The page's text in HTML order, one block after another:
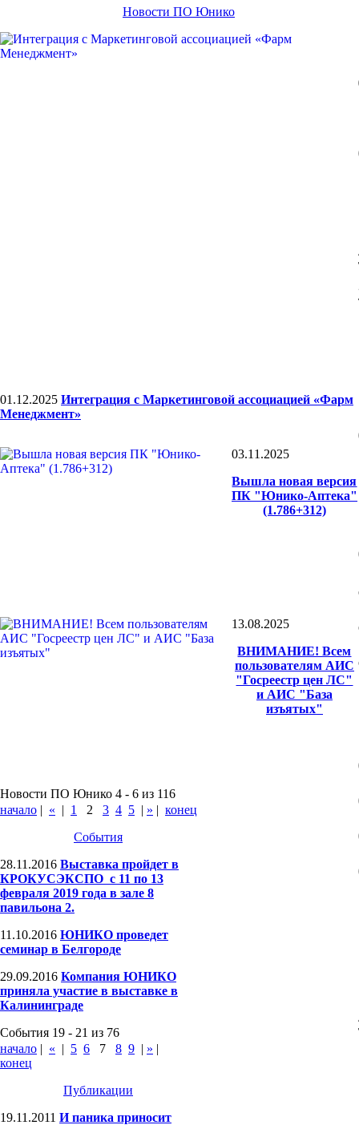
Новости ПО Юнико
01.12.2025 Интеграция с Маркетинговой ассоциацией «Фарм
Менеджмент»
03.11.2025
Вышла новая версия
ПК "Юнико-Аптека"
(1.786+312)
13.08.2025
ВНИМАНИЕ! Всем
пользователям АИС
"Госреестр цен ЛС"
и АИС "База
изъятых"
Новости ПО Юнико 4 - 6 из 116
начало | « | 1 2 3 4 5 | » | конец
События
28.11.2016 Выставка пройдет в
КРОКУСЭКСПО с 11 по 13
февраля 2019 года в зале 8
павильона 2.
11.10.2016 ЮНИКО проведет
семинар в Белгороде
29.09.2016 Компания ЮНИКО
приняла участие в выставке в
Калининграде
События 19 - 21 из 76
начало | « | 5 6 7 8 9 | » |
конец
Публикации
19.11.2011 И паника приносит